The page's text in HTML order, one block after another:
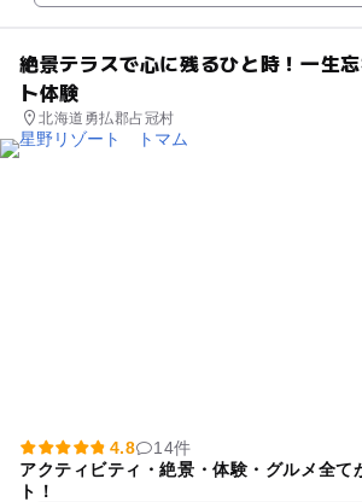
絶景テラスで心に残るひと時！一生
ト体験
北海道勇払郡占冠村
4.8
14件
アクティビティ・絶景・体験・グルメ全て
ト！